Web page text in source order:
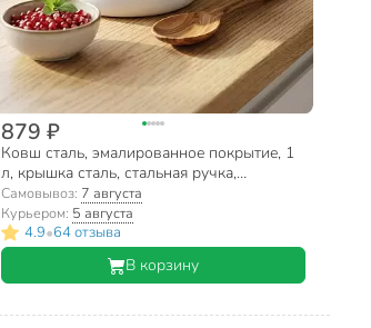
879 ₽
Ковш сталь, эмалированное покрытие, 1
л, крышка сталь, стальная ручка,
индукция, Керченский металлургический
завод, 90204-072/4, в ассортименте
Самовывоз: 7 августа
Курьером: 5 августа
4.9•64 отзыва
В корзину